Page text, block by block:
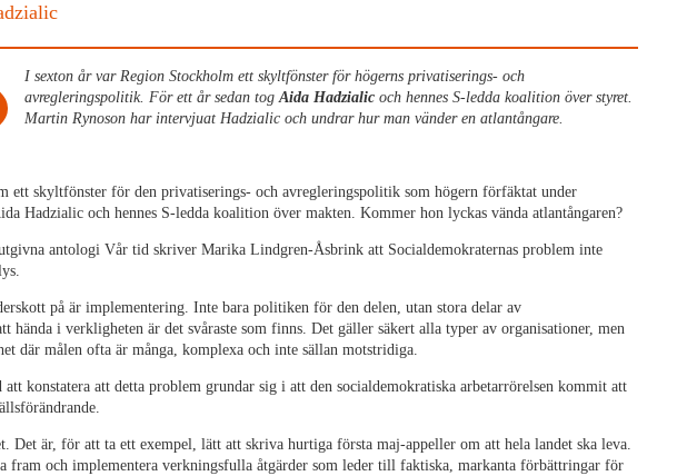
I sexton år var Region Stockholm ett skyltfönster för högerns privatiserings- och
avregleringspolitik. För ett år sedan togAida Hadzialicoch hennes S-ledda koalition över styret.
Martin Rynoson har intervjuat Hadzialic och undrar hur man vänder en atlantångare.
ett skyltfönster för den privatiserings- och avregleringspolitik som högern förfäktat under
Hadzialic och hennes S-ledda koalition över makten. Kommer hon lyckas vända atlantångaren?
antologi Vår tid skriver Marika Lindgren-Åsbrink att Socialdemokraternas problem inte
på är implementering. Inte bara politiken för den delen, utan stora delar av
hända i verkligheten är det svåraste som finns. Det gäller säkert alla typer av organisationer, men
där målen ofta är många, komplexa och inte sällan motstridiga.
konstatera att detta problem grundar sig i att den socialdemokratiska arbetarrörelsen kommit att
Det är, för att ta ett exempel, lätt att skriva hurtiga första maj-appeller om att hela landet ska leva.
fram och implementera verkningsfulla åtgärder som leder till faktiska, markanta förbättringar för